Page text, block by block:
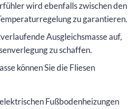
wird ebenfalls zwischen den
zu garantieren.
Ausgleichsmasse auf,
zu schaffen.
können Sie die Fliesen
Fußbodenheizungen